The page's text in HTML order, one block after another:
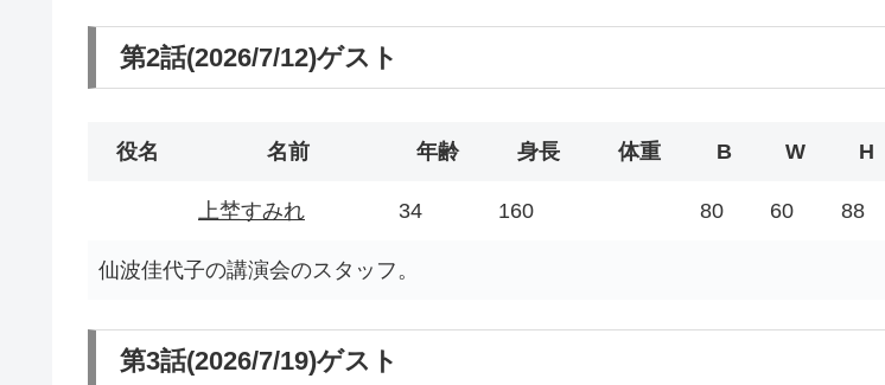
第2話(2026/7/12)ゲスト
役名 名前 年齢 身長 体重 B W H
上埜すみれ 34 160 80 60 88
仙波佳代子の講演会のスタッフ。
第3話(2026/7/19)ゲスト